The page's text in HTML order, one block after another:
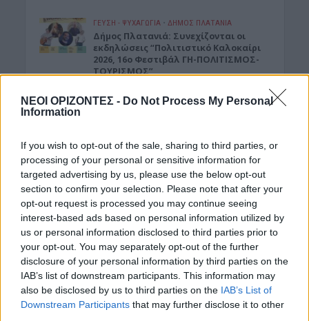
ΝΕΟΙ ΟΡΙΖΟΝΤΕΣ - Do Not Process My Personal
Information
If you wish to opt-out of the sale, sharing to third parties, or
processing of your personal or sensitive information for
targeted advertising by us, please use the below opt-out
section to confirm your selection. Please note that after your
opt-out request is processed you may continue seeing
interest-based ads based on personal information utilized by
us or personal information disclosed to third parties prior to
your opt-out. You may separately opt-out of the further
disclosure of your personal information by third parties on the
IAB’s list of downstream participants. This information may
also be disclosed by us to third parties on the IAB’s List of
Downstream Participants that may further disclose it to other
ΓΕΎΣΗ - ΨΥΧΑΓΩΓΊΑ • ΔΉΜΟΣ ΠΛΑΤΑΝΙΆ
Δήμος Πλατανιά: Συνεχίζονται οι
εκδηλώσεις “Πολιτιστικό Καλοκαίρι
2026, 16ο Φεστιβάλ ΓΗ-ΠΟΛΙΤΙΣΜΟΣ-
ΤΟΥΡΙΣΜΟΣ”
Περί Πολιτισμού και άλλων τινών! Mε
αφορμή μια επιστολή της Νεολαίας
Κισάμου (Γράφει ο Γράφει ο Δρ
Κωνσταντίνος Β. Ζορμπάς)
7 Αυγούστου 2026 21:42
ΓΕΎΣΗ - ΨΥΧΑΓΩΓΊΑ
Το ελληνικό φαγητό που λατρεύουν
οι τουρίστες κι εμείς δεν το
παραγγέλνουμε
7 Αυγούστου 2026 21:13
ΑΥΤΟΚΙΝΗΤΟ • ΕΛΛΑΔΑ